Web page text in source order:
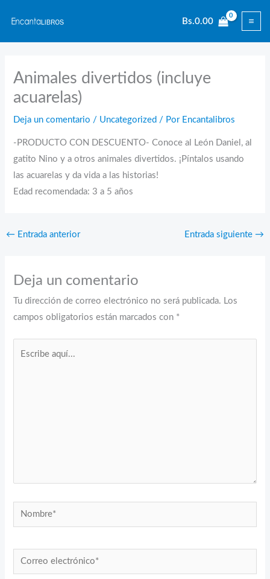
contenido
Bs.0.00
Animales divertidos (incluye
acuarelas)
Deja un comentario / Uncategorized / Por Encantalibros
-PRODUCTO CON DESCUENTO- Conoce al León Daniel, al
gatito Nino y a otros animales divertidos. ¡Píntalos usando
las acuarelas y da vida a las historias!
Edad recomendada: 3 a 5 años
← Entrada anterior Entrada siguiente →
Deja un comentario
Tu dirección de correo electrónico no será publicada. Los
campos obligatorios están marcados con *
Nombre*
Correo
electrónico*